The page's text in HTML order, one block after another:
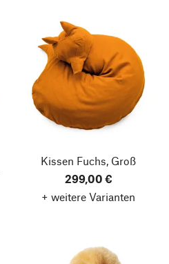
Kissen Fuchs, Groß
299,00 €
+ weitere Varianten